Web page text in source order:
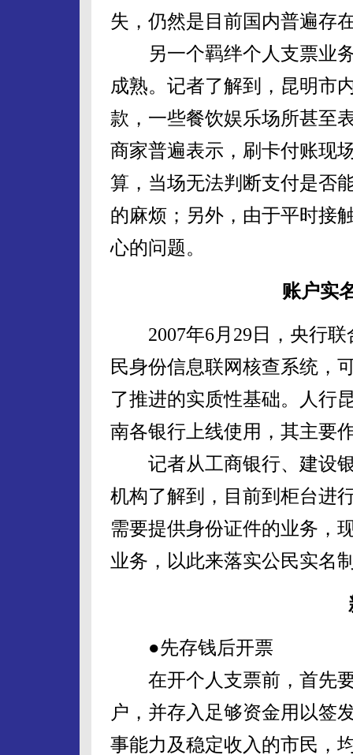
失，仍然是目前国内普遍存
另一个羁绊个人支票业务
成熟。记者了解到，昆明市
款，一些餐饮娱乐场所甚至
商家普遍表示，刷卡付账现
算，当场无法判断支付是否
的麻烦；另外，由于平时接
心的问题。
账户实
2007年6月29日，央行联
民身份信息联网核查系统，
了推进的实质性基础。人行
南各银行上线使用，其主要
记者从工商银行、建设银
机构了解到，目前到柜台进
需要提供身份证件的业务，
业务，以此来落实公民实名
●先存钱后开票
在开个人支票前，首先要
户，并存入足够资金用以签
事能力及稳定收入的市民，